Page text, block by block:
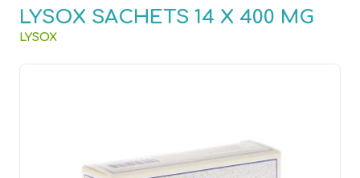
LYSOX SACHETS 14 X 400 MG
LYSOX